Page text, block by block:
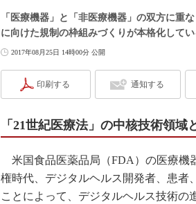
「医療機器」と「非医療機器」の双方に重
に向けた規制の枠組みづくりが本格化してい
2017年08月25日 14時00分 公開
印刷する 通知する
「21世紀医療法」の中核技術領
米国食品医薬品局（FDA）の医療機
権時代、デジタルヘルス開発者、患者
ことによって、デジタルヘルス技術の